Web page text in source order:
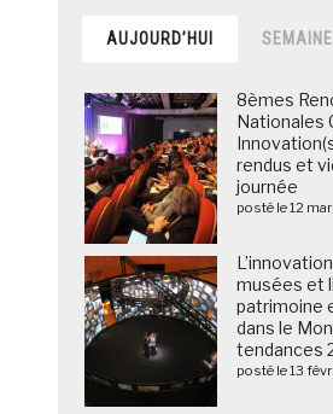
AUJOURD’HUI SEMAINE
8èmes
Nationales
rendus et
journée
posté le 12
musées et
patrimoine
dans le
tendances
posté le 13